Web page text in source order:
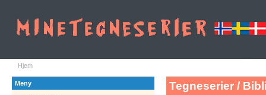
Hjem
Meny Tegneserier /